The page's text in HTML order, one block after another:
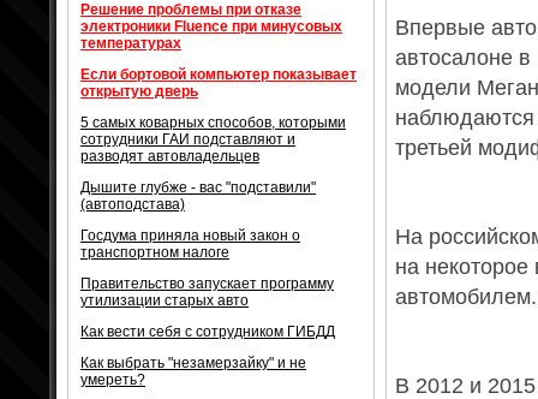
Впервые
автосалоне
модели
наблюдаются
третьей
На
на
автомобилем.
В 2012 и
Решение проблемы при отказе
электроники Fluence при минусовых
температурах
Если бортовой компьютер показывает
открытую дверь
5 самых коварных способов, которыми
сотрудники ГАИ подставляют и
разводят автовладельцев
Дышите глубже - вас "подставили"
(автоподстава)
Госдума приняла новый закон о
транспортном налоге
Правительство запускает программу
утилизации старых авто
Как вести себя с сотрудником ГИБДД
Как выбрать "незамерзайку" и не
умереть?